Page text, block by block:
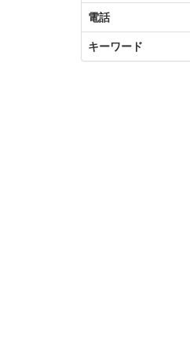
電話
キーワード